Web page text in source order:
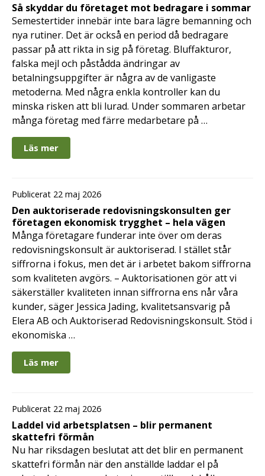
Så skyddar du företaget mot bedragare i sommar
Semestertider innebär inte bara lägre bemanning och
nya rutiner. Det är också en period då bedragare
passar på att rikta in sig på företag. Bluffakturor,
falska mejl och påstådda ändringar av
betalningsuppgifter är några av de vanligaste
metoderna. Med några enkla kontroller kan du
minska risken att bli lurad. Under sommaren arbetar
många företag med färre medarbetare på …
Läs mer
Publicerat 22 maj 2026
Den auktoriserade redovisningskonsulten ger
företagen ekonomisk trygghet – hela vägen
Många företagare funderar inte över om deras
redovisningskonsult är auktoriserad. I stället står
siffrorna i fokus, men det är i arbetet bakom siffrorna
som kvaliteten avgörs. – Auktorisationen gör att vi
säkerställer kvaliteten innan siffrorna ens når våra
kunder, säger Jessica Jading, kvalitetsansvarig på
Elera AB och Auktoriserad Redovisningskonsult. Stöd i
ekonomiska …
Läs mer
Publicerat 22 maj 2026
Laddel vid arbetsplatsen – blir permanent
skattefri förmån
Nu har riksdagen beslutat att det blir en permanent
skattefri förmån när den anställde laddar el på